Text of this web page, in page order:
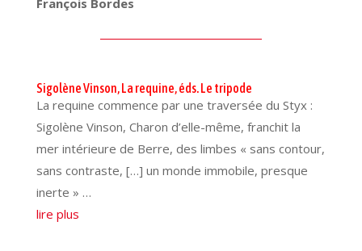
François Bordes
Sigolène Vinson, La requine, éds. Le tripode
La requine commence par une traversée du Styx :
Sigolène Vinson, Charon d’elle-même, franchit la
mer intérieure de Berre, des limbes « sans contour,
sans contraste, […] un monde immobile, presque
inerte » …
lire plus